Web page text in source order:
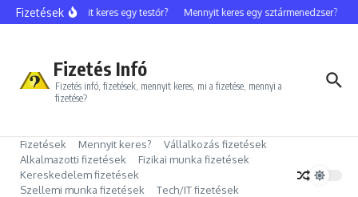
Ugrás a tartalomhoz
FizetésekMennyit keres egy testőr? Mennyit keres egy sztármenedzser?
Fizetés Infó
Fizetés infó, fizetések, mennyit keres, mi a fizetése, mennyi a
fizetése?
Fizetések Mennyit keres?
Vállalkozás fizetések
Alkalmazotti fizetések
Fizikai munka fizetések
Kereskedelem fizetések
Szellemi munka fizetések
Tech/IT fizetések